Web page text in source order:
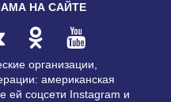
НА САЙТЕ
организации,
американская
ей соцсети Instagram и